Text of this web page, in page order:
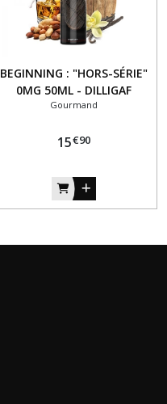
BEGINNING : "HORS-SÉRIE"
0MG 50ML - DILLIGAF
Gourmand
15€90